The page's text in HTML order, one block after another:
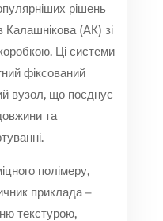
рішень
Калашнікова (АК) зі
Ці системи
фіксований
вузол, що поєднує
та
полімеру,
приклада –
текстурою,